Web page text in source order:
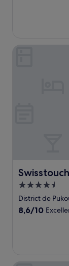
Hébergement
4.5 étoiles
District de
8.6
8,6/10